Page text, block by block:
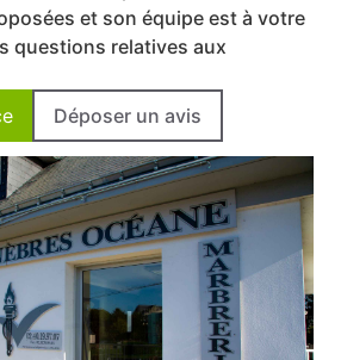
et son équipe est à votre
questions relatives aux
Déposer un avis